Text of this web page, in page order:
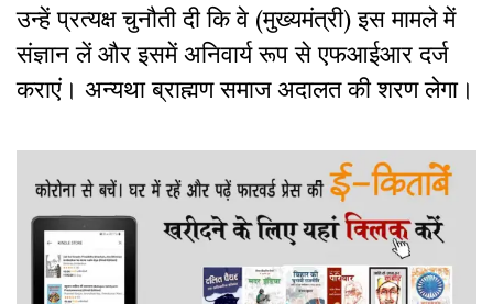
उन्हें प्रत्यक्ष चुनौती दी कि वे (मुख्यमंत्री) इस मामले में
संज्ञान लें और इसमें अनिवार्य रूप से एफआईआर दर्ज
कराएं। अन्यथा ब्राह्मण समाज अदालत की शरण लेगा।